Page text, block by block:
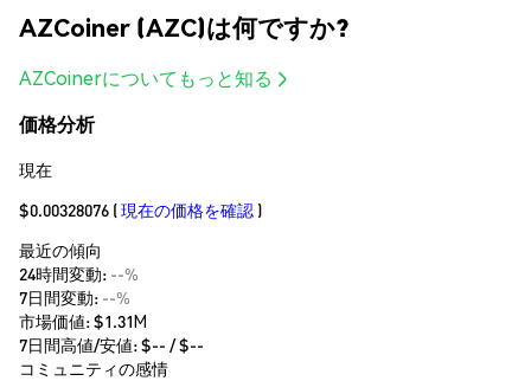
AZCoiner (AZC)は何ですか?
AZCoinerについてもっと知る
価格分析
現在
$0.00328076 (現在の価格を確認 )
最近の傾向
24時間変動: --%
7日間変動: --%
市場価値:$1.31M
7日間高値/安値: $-- / $--
コミュニティの感情